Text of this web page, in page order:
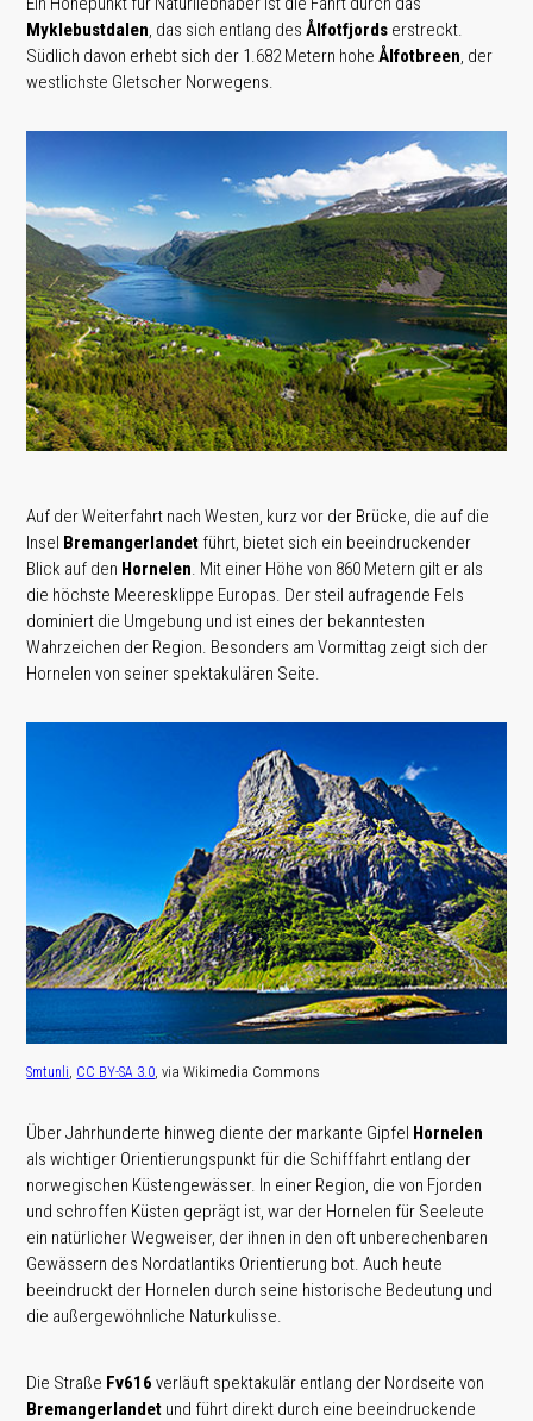
Myklebustdalen, das sich entlang desÅlfotfjords erstreckt.
Südlich davon erhebt sich der 1.682 Metern hoheÅlfotbreen, der
westlichste Gletscher Norwegens.
Auf der Weiterfahrt nach Westen, kurz vor der Brücke, die auf die
Insel Bremangerlandet führt, bietet sich ein beeindruckender
Blick auf den Hornelen. Mit einer Höhe von 860 Metern gilt er als
die höchste Meeresklippe Europas. Der steil aufragende Fels
dominiert die Umgebung und ist eines der bekanntesten
Wahrzeichen der Region. Besonders am Vormittag zeigt sich der
Hornelen von seiner spektakulären Seite.
Smtunli CC BY-SA 3.0 , via Wikimedia Commons
Über Jahrhunderte hinweg diente der markante Gipfel Hornelen
als wichtiger Orientierungspunkt für die Schifffahrt entlang der
norwegischen Küstengewässer. In einer Region, die von Fjorden
und schroffen Küsten geprägt ist, war der Hornelen für Seeleute
ein natürlicher Wegweiser, der ihnen in den oft unberechenbaren
Gewässern des Nordatlantiks Orientierung bot. Auch heute
beeindruckt der Hornelen durch seine historische Bedeutung und
die außergewöhnliche Naturkulisse.
Die Straße Fv616 verläuft spektakulär entlang der Nordseite von
Bremangerlandet und führt direkt durch eine beeindruckende